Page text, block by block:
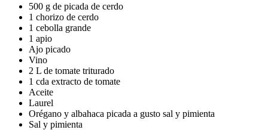
500 g de picada de cerdo
1 chorizo de cerdo
1 cebolla grande
1 apio
Ajo picado
Vino
2 L de tomate triturado
1 cda extracto de tomate
Aceite
Laurel
Orégano y albahaca picada a gusto sal y pimienta
Sal y pimienta